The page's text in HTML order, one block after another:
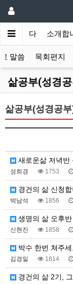
영합니다 소개합
말씀 목회편지
삶공부(성경
삶공부(성경공부
새로운삶 저녁반
성희경 1753
경건의 삶 신청합
박남석 1856
생명의 삶 오후반
신현진 1858
박수 한번 쳐주
김경일 1814
경건의 삶 2기,